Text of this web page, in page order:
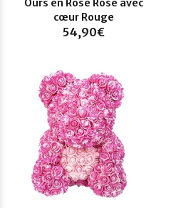
Ours en Rose Rose avec
cœur Rouge
54,90€